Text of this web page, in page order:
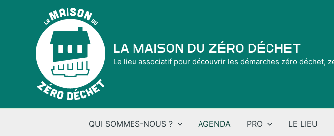
La Maison du Zéro Déchet
Le lieu associatif pour découvrir les démarches zéro déchet,
QUI SOMMES-NOUS ? AGENDA PRO LE LIEU